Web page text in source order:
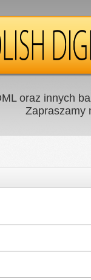
oraz innych
Zapraszamy